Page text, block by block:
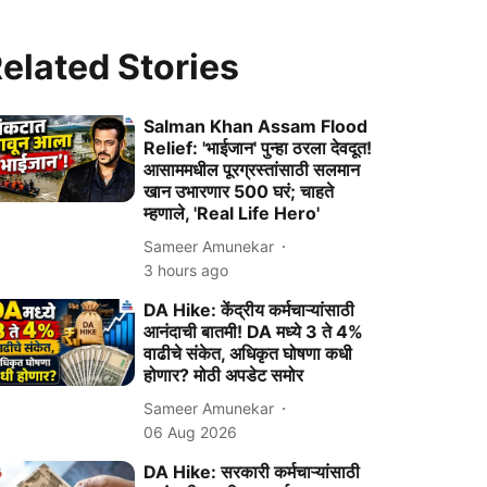
Stories
Salman Khan Assam Flood
Relief: 'भाईजान' पुन्हा ठरला देवदूत!
आसाममधील पूरग्रस्तांसाठी सलमान
खान उभारणार 500 घरं; चाहते
म्हणाले, 'Real Life Hero'
Sameer Amunekar
3 hours ago
DA Hike: केंद्रीय कर्मचाऱ्यांसाठी
आनंदाची बातमी! DA मध्ये 3 ते 4%
वाढीचे संकेत, अधिकृत घोषणा कधी
होणार? मोठी अपडेट समोर
Sameer Amunekar
06 Aug 2026
DA Hike: सरकारी कर्मचाऱ्यांसाठी